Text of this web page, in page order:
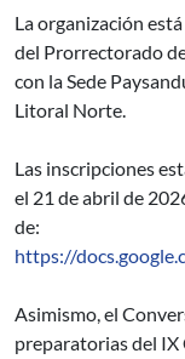
La organización
del Prorrectorado
con la Sede
Litoral Norte.
Las inscripciones
el 21 de abril de
de:
https://
Asimismo, el
preparatorias del IX